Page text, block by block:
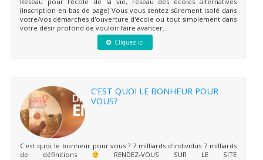
(inscription en bas de page) Vous vous sentez sûrement isolé dans
votre/vos démarches d'ouverture d'école ou tout simplement dans
votre désir profond de vouloir faire avancer...
Cliquez ici
C’EST QUOI LE BONHEUR POUR
VOUS?
C'est quoi le bonheur pour vous ? 7 milliards d'individus 7 milliards
de définitions
RENDEZ-VOUS SUR LE SITE